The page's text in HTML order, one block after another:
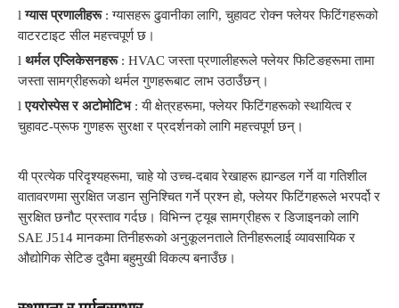
lग्यास प्रणालीहरू : ग्यासहरू ढुवानीका लागि, चुहावट रोक्न फ्लेयर फिटिंगहरूको
वाटरटाइट सील महत्त्वपूर्ण छ।
l थर्मल एप्लिकेसनहरू : HVAC जस्ता प्रणालीहरूले फ्लेयर फिटिङहरूमा तामा
जस्ता सामग्रीहरूको थर्मल गुणहरूबाट लाभ उठाउँछन्।
lएयरोस्पेस र अटोमोटिभ : यी क्षेत्रहरूमा, फ्लेयर फिटिंगहरूको स्थायित्व र
चुहावट-प्रूफ गुणहरू सुरक्षा र प्रदर्शनको लागि महत्त्वपूर्ण छन्।
यी प्रत्येक परिदृश्यहरूमा, चाहे यो उच्च-दबाव रेखाहरू ह्यान्डल गर्ने वा गतिशील
वातावरणमा सुरक्षित जडान सुनिश्चित गर्ने प्रश्न हो, फ्लेयर फिटिंगहरूले भरपर्दो र
सुरक्षित छनौट प्रस्ताव गर्दछ। विभिन्न ट्यूब सामग्रीहरू र डिजाइनको लागि
SAE J514 मानकमा तिनीहरूको अनुकूलनताले तिनीहरूलाई व्यावसायिक र
औद्योगिक सेटिङ दुवैमा बहुमुखी विकल्प बनाउँछ।